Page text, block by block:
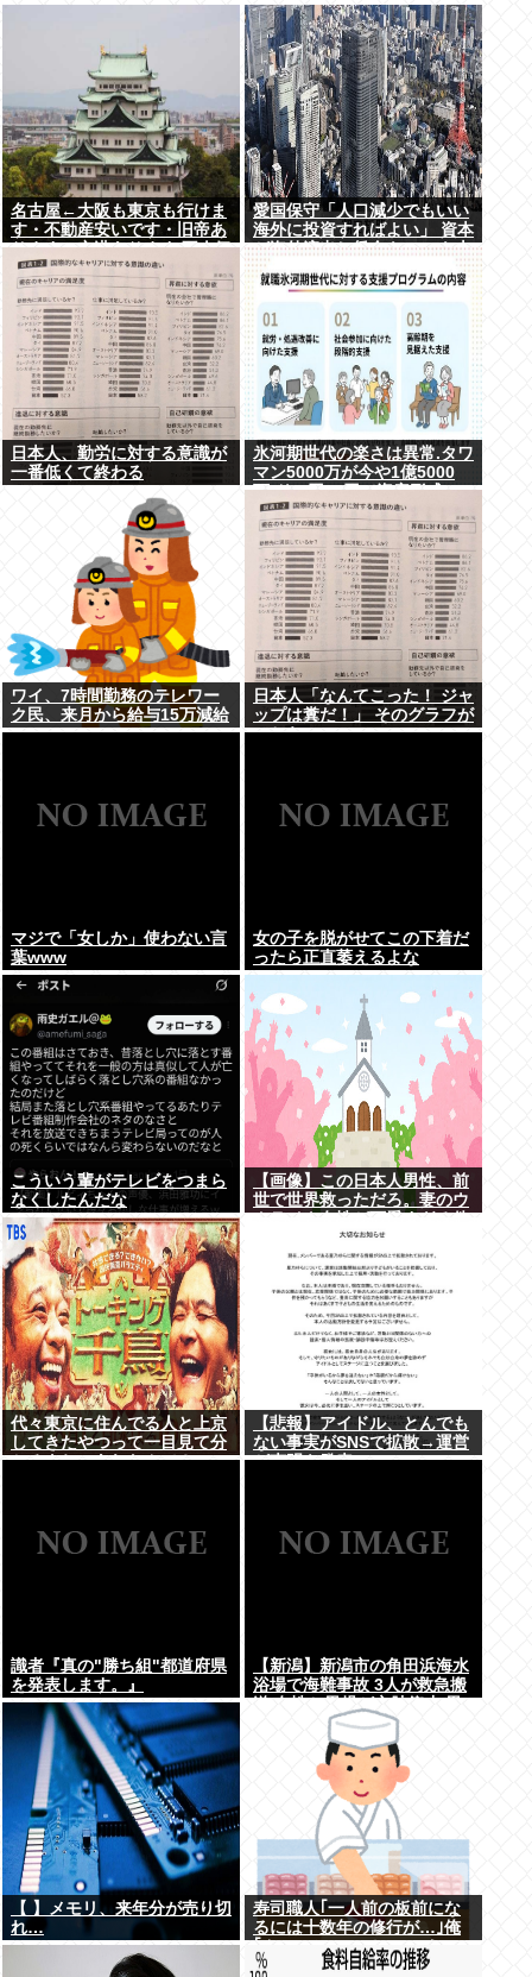
名古屋←大阪も東京も行けま
す・不動産安いです・旧帝あ
ります・空港あります 不人気
な理由
愛国保守「人口減少でもいい
海外に投資すればよい」 資本
が海外流出し賃金もGDPも上
がらず海外が成長
日本人、勤労に対する意識が
一番低くて終わる
氷河期世代の楽さは異常.タワ
マン5000万が今や1億5000
万.ドル円80円で資産形成.マ
ジで楽な世代だったな
ワイ、7時間勤務のテレワー
ク民、来月から給与15万減給
日本人「なんてこった！ ジャ
ップは糞だ！」 そのグラフが
こちら。
マジで「女しか」使わない言
葉www
女の子を脱がせてこの下着だ
ったら正直萎えるよな
こういう輩がテレビをつまら
なくしたんだな
【画像】この日本人男性、前
世で世界救っただろ。妻のウ
代々東京に住んでる人と上京
してきたやつって一目見て分
かるよね。あれなんで？
【悲報】アイドル、とんでも
ない事実がSNSで拡散→運営
が声明を発表www
識者『真の"勝ち組"都道府県
を発表します。』
【新潟】新潟市の角田浜海水
浴場で海難事故 3人が救急搬
送 女性と男児が心肺停止 男
性は意識あり
【 】メモリ、来年分が売り切
れ…
寿司職人｢一人前の板前にな
るには十数年の修行が…｣俺
｢ん、スシローでいいっしょ
(笑)あんまかわんねｗ｣